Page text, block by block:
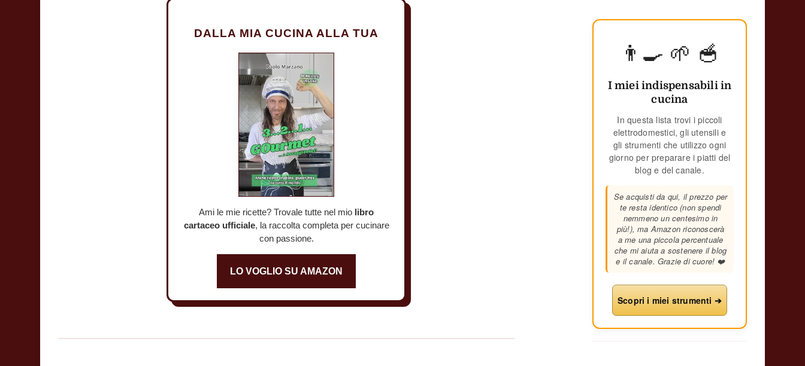
DALLA MIA CUCINA ALLA TUA
Ami le mie ricette? Trovale tutte nel mio libro
cartaceo ufficiale, la raccolta completa per cucinare
con passione.
LO VOGLIO SU AMAZON
👨‍🍳 🌱 🥣
I miei indispensabili in
cucina
In questa lista trovi i piccoli
elettrodomestici, gli utensili e
gli strumenti che utilizzo ogni
giorno per preparare i piatti del
blog e del canale.
Se acquisti da qui, il prezzo per
te resta identico (non spendi
nemmeno un centesimo in
più!), ma Amazon riconoscerà
a me una piccola percentuale
che mi aiuta a sostenere il blog
e il canale. Grazie di cuore! ❤️
Scopri i miei strumenti ➔